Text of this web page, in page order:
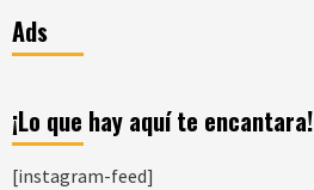
Ads
¡Lo que hay aquí te encantara!
[instagram-feed]